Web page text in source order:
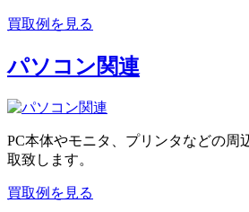
買取例を見る
パソコン関連
PC本体やモニタ、プリンタなどの周
取致します。
買取例を見る